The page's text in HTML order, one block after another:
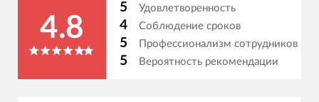
4.8
5 Удовлетворенность
4 Соблюдение сроков
5 Профессионализм сотрудников
5 Вероятность рекомендации